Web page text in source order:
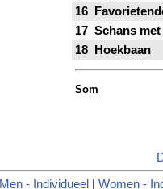
16
17 Schans met
18
Hoekbaan
Som
Men - Individueel Women -